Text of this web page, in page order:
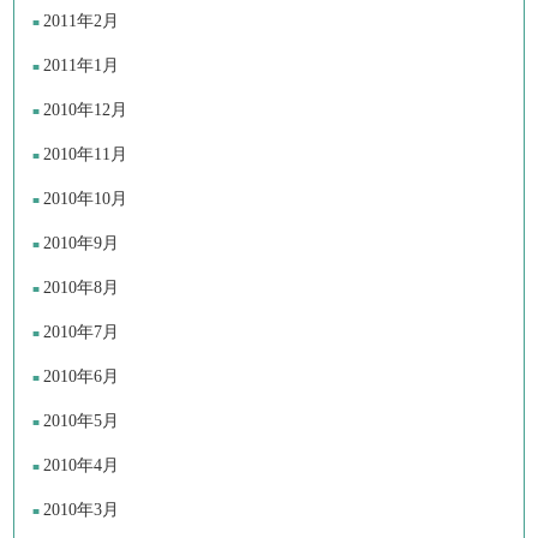
2011年2月
2011年1月
2010年12月
2010年11月
2010年10月
2010年9月
2010年8月
2010年7月
2010年6月
2010年5月
2010年4月
2010年3月